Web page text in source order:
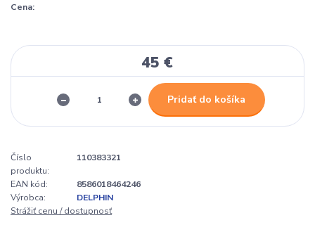
Cena:
45 €
Pridať do košíka
Číslo
produktu:
110383321
EAN kód:
8586018464246
Výrobca:
DELPHIN
Strážiť cenu / dostupnosť